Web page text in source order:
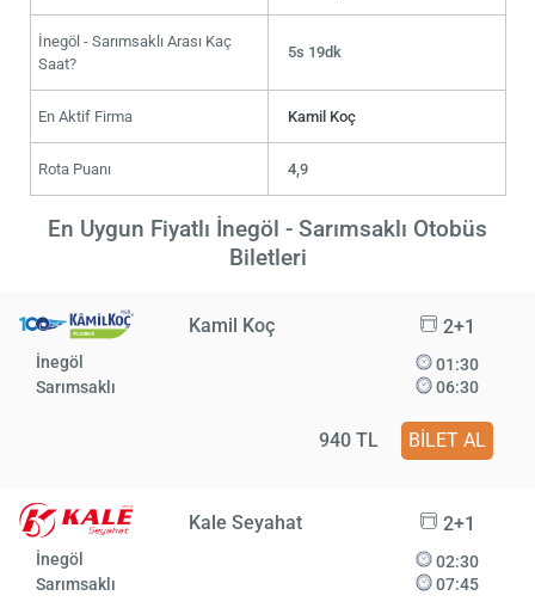
İnegöl - Sarımsaklı Arası Kaç
Saat?
5s 19dk
En Aktif Firma Kamil Koç
Rota Puanı 4,9
En Uygun Fiyatlı İnegöl - Sarımsaklı Otobüs
Biletleri
Kamil Koç 2+1
İnegöl
Sarımsaklı
01:30
06:30
940 TL BİLET AL
Kale Seyahat 2+1
İnegöl
Sarımsaklı
02:30
07:45